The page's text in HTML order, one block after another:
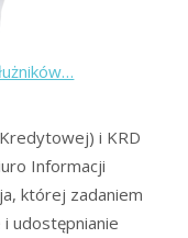
i KRD
Informacji
której zadaniem
udostępnianie